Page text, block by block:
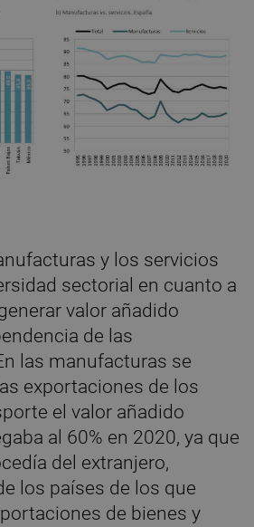
y los servicios
sectorial en cuanto a
valor añadido
de las
las manufacturas se
exportaciones de los
el valor añadido
al 60% en 2020, ya que
del extranjero,
los países de los que
de bienes y